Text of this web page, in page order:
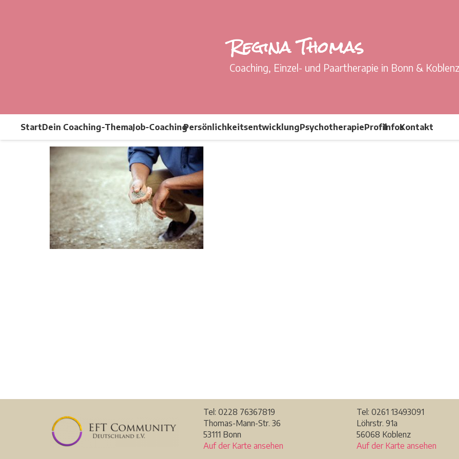
Regina Thomas
Coaching, Einzel- und Paartherapie in Bonn & Koblenz
StartDein Coaching-ThemaJob-CoachingPersönlichkeitsentwicklungPsychotherapieProfilInfosKontakt
Tel: 0228 76367819
Thomas-Mann-Str. 36
53111 Bonn
Auf der Karte ansehen
Tel: 0261 13493091
Löhrstr. 91a
56068 Koblenz
Auf der Karte ansehen